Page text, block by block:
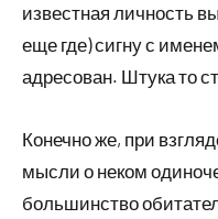
известная личность
еще где) сигну с
адресован. Штука то
Конечно же, при
мысли о неком
большинство